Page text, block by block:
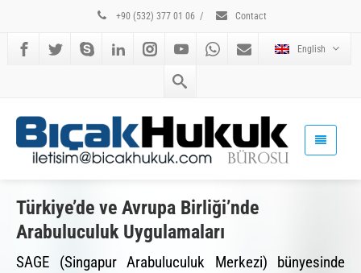
+90 (532) 377 01 06 / Contact
English
Türkiye’de ve Avrupa Birliği’nde
Arabuluculuk Uygulamaları
SAGE (Singapur Arabuluculuk Merkezi) bünyesinde